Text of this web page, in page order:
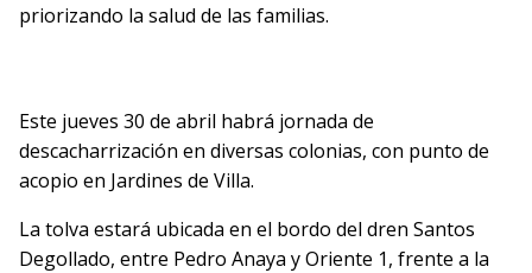
priorizando la salud de las familias.
Este jueves 30 de abril habrá jornada de
descacharrización en diversas colonias, con punto de
acopio en Jardines de Villa.
La tolva estará ubicada en el bordo del dren Santos
Degollado, entre Pedro Anaya y Oriente 1, frente a la